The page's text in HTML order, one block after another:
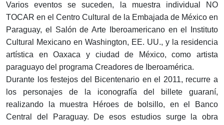
Varios eventos se suceden, la muestra individual NO
TOCAR en el Centro Cultural de la Embajada de México en
Paraguay, el Salón de Arte Iberoamericano en el Instituto
Cultural Mexicano en Washington, EE. UU., y la residencia
artística en Oaxaca y ciudad de México, como artista
paraguayo del programa Creadores de Iberoamérica.
Durante los festejos del Bicentenario en el 2011, recurre a
los personajes de la iconografía del billete guaraní,
realizando la muestra Héroes de bolsillo, en el Banco
Central del Paraguay. De esos estudios surge la obra